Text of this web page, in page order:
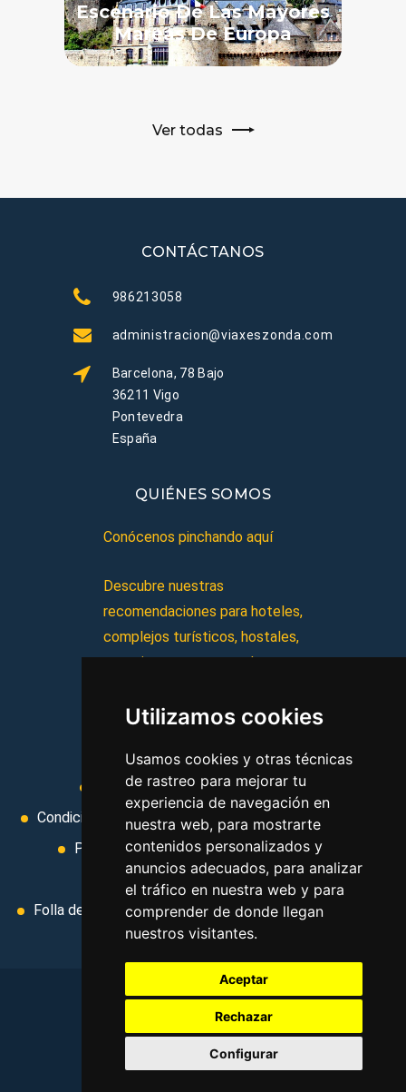
Utilizamos cookies
Usamos cookies y otras técnicas
de rastreo para mejorar tu
experiencia de navegación en
nuestra web, para mostrarte
contenidos personalizados y
anuncios adecuados, para analizar
el tráfico en nuestra web y para
comprender de donde llegan
nuestros visitantes.
Aceptar
Rechazar
Configurar
Escenario De Las Mayores
Mareas De Europa
Ver todas
CONTÁCTANOS
986213058
administracion@viaxeszonda.com
Barcelona, 78 Bajo
36211 Vigo
Pontevedra
España
QUIÉNES SOMOS
Conócenos pinchando aquí
Descubre nuestras
recomendaciones para hoteles,
complejos turísticos, hostales,
vacaciones, paquetes de
Aviso legal
Condiciones de uso
Condiciones Generales
Ley de Viajes Combinados
Política de privacidad
Uso de cookies
Cambiar preferencias de cookies
Folla de Reclamación
Area privada